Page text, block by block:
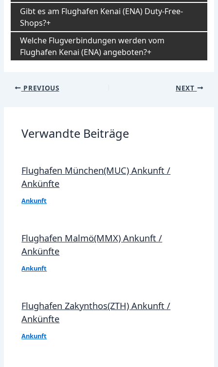
Gibt es am Flughafen Kenai (ENA) Duty-Free-
Shops?
Welche Flugverbindungen werden vom
Flughafen Kenai (ENA) angeboten?
Post
PREVIOUS NEXT
Verwandte Beiträge
Flughafen München(MUC) Ankunft /
Ankünfte
Ankunft
Flughafen Malmö(MMX) Ankunft /
Ankünfte
Ankunft
Flughafen Zakynthos(ZTH) Ankunft /
Ankünfte
Ankunft